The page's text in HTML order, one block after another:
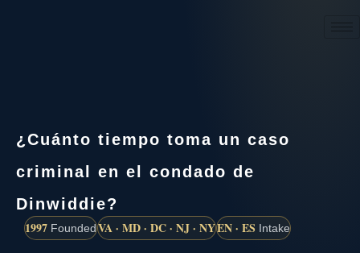
¿Cuánto tiempo toma un caso
criminal en el condado de
Dinwiddie?
1997 FoundedVA · MD · DC · NJ · NYEN · ES Intake